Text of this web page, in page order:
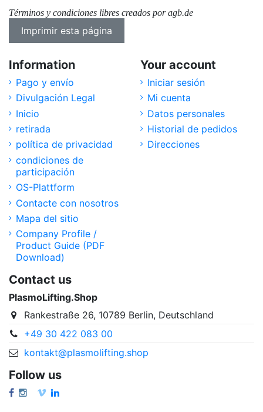
Términos y condiciones libres creados por agb.de
Information
Pago y envío
Divulgación Legal
Inicio
retirada
política de privacidad
condiciones de
participación
OS-Plattform
Contacte con nosotros
Mapa del sitio
Company Profile /
Product Guide (PDF
Download)
Your account
Iniciar sesión
Mi cuenta
Datos personales
Historial de pedidos
Direcciones
Contact us
PlasmoLifting.Shop
Rankestraße 26, 10789 Berlin, Deutschland
+49 30 422 083 00
kontakt@plasmolifting.shop
Follow us